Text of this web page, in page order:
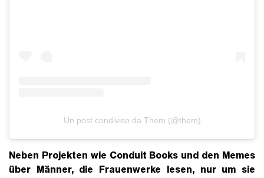
Un post condiviso da Them (@them)
Neben Projekten wie Conduit Books und den Memes
über Männer, die Frauenwerke lesen, nur um sie